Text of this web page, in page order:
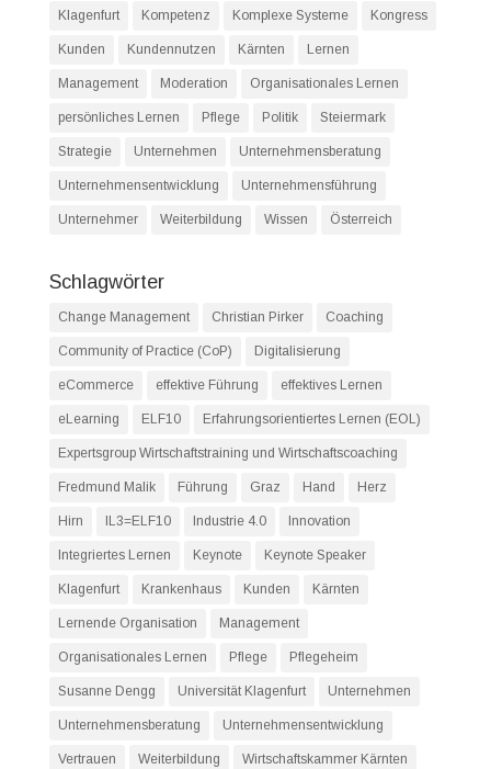
Klagenfurt Kompetenz Komplexe Systeme Kongress
Kunden Kundennutzen Kärnten Lernen
Management Moderation Organisationales Lernen
persönliches Lernen Pflege Politik Steiermark
Strategie Unternehmen Unternehmensberatung
Unternehmensentwicklung Unternehmensführung
Unternehmer Weiterbildung Wissen Österreich
Schlagwörter
Change Management Christian Pirker Coaching
Community of Practice (CoP) Digitalisierung
eCommerce effektive Führung effektives Lernen
eLearning ELF10 Erfahrungsorientiertes Lernen (EOL)
Expertsgroup Wirtschaftstraining und Wirtschaftscoaching
Fredmund Malik Führung Graz Hand Herz
Hirn IL3=ELF10 Industrie 4.0 Innovation
Integriertes Lernen Keynote Keynote Speaker
Klagenfurt Krankenhaus Kunden Kärnten
Lernende Organisation Management
Organisationales Lernen Pflege Pflegeheim
Susanne Dengg Universität Klagenfurt Unternehmen
Unternehmensberatung Unternehmensentwicklung
Vertrauen Weiterbildung Wirtschaftskammer Kärnten